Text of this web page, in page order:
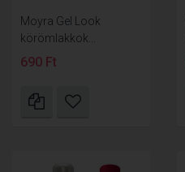
Moyra Gel Look
körömlakkok...
690 Ft